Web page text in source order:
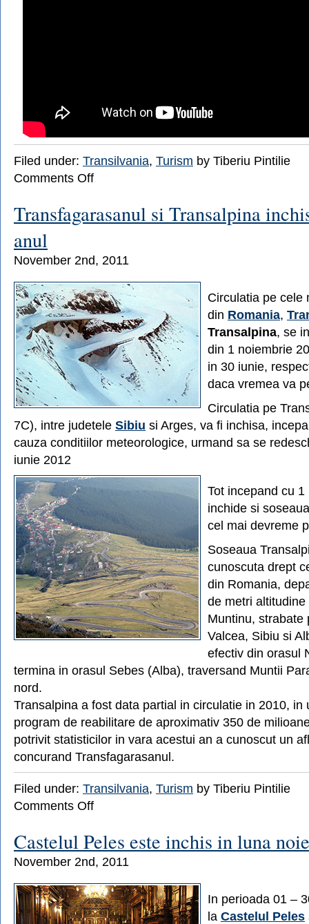
Filed under: Transilvania, Turism by Tiberiu Pintilie
Comments Offon
gheata
de
Lac
a
deschis
in
ziua
de
Craciun
Transfagarasanul si Transalpina
anul
November 2nd, 2011
Circulatia pe cele
din Romania,
Transalpina, se
din 1 noiembrie
in 30 iunie,
daca vremea va
Circulatia pe
7C), intre judetele Sibiu si Arges, va fi inchisa,
cauza conditiilor meteorologice, urmand sa se
iunie 2012
Tot incepand cu
inchide si
cel mai devreme
Soseaua
cunoscuta drept
din Romania,
de metri
Muntinu, strabate
Valcea, Sibiu si
efectiv din orasul
termina in orasul Sebes (Alba), traversand Muntii
nord.
Transalpina a fost data partial in circulatie in 2010, in
program de reabilitare de aproximativ 350 de
potrivit statisticilor in vara acestui an a cunoscut un
concurand Transfagarasanul.
Filed under: Transilvania, Turism by Tiberiu Pintilie
Comments Offon
Transalpina
inchise
pana
anul
Castelul Peles este inchis in luna
November 2nd, 2011
In perioada 01 –
la Castelul Peles